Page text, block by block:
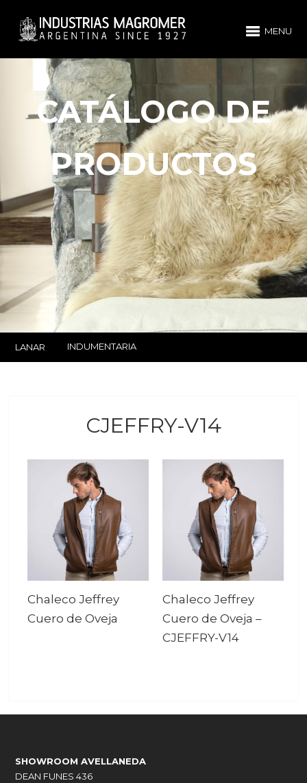
MENU
CATÁLOGO DE
PRODUCTOS
LANAR INDUMENTARIA
CJEFFRY-V14
Chaleco Jeffrey
Cuero de Oveja
Chaleco Jeffrey
Cuero de Oveja –
CJEFFRY-V14
SHOWROOM AVELLANEDA
DEAN FUNES 436